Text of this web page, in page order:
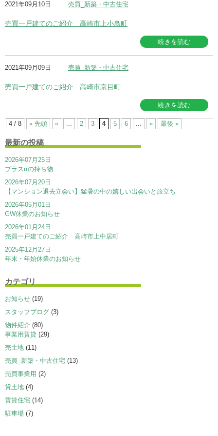
売買一戸建てのご紹介 高崎市上小鳥町
2021年09月10日 売買_新築・中古住宅
続きを読む
売買一戸建てのご紹介 高崎市京目町
2021年09月09日 売買_新築・中古住宅
続きを読む
4 / 8 « 先頭 « ... 2 3 4 5 6 ... » 最後 »
最新の投稿
2026年07月25日
プラスαの持ち物
2026年07月20日
【マンション退去立会い】猛暑の中の嬉しい出会いと旅立ち
2026年05月01日
GW休業のお知らせ
2026年01月24日
売買一戸建てのご紹介 高崎市上中居町
2025年12月27日
年末・年始休業のお知らせ
カテゴリ
お知らせ (19)
スタッフブログ (3)
物件紹介 (80)
事業用賃貸 (29)
売土地 (11)
売買_新築・中古住宅 (13)
売買事業用 (2)
貸土地 (4)
賃貸住宅 (14)
駐車場 (7)